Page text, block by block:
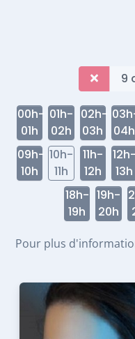
9
00h-
01h
01h-
02h
02h-
03h
04h
09h-
10h
10h-
11h
11h-
12h
12h-
13h
18h-
19h
19h-
20h
Pour plus